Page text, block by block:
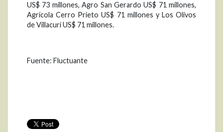
US$ 73 millones, Agro San Gerardo US$ 71 millones,
Agrícola Cerro Prieto US$ 71 millones y Los Olivos
de Villacurí US$ 71 millones.
Fuente: Fluctuante